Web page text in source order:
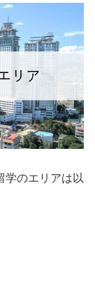
学のエリアは以